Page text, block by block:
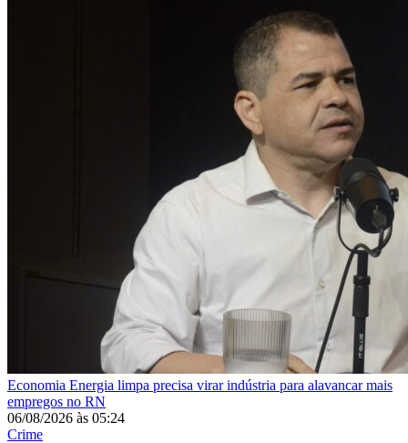
Economia Energia limpa precisa virar indústria para alavancar mais
empregos no RN
06/08/2026 às 05:24
Crime